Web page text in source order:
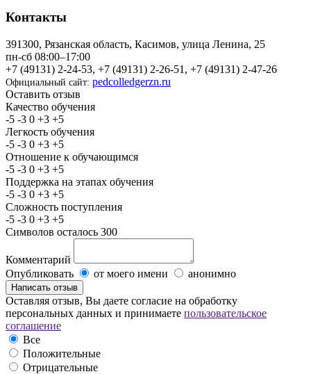
Контакты
391300, Рязанская область, Касимов, улица Ленина, 25
пн-сб 08:00–17:00
+7 (49131) 2-24-53, +7 (49131) 2-26-51, +7 (49131) 2-47-26
Официальный сайт: pedcolledgerzn.ru
Оставить отзыв
Качество обучения
-5 -3 0 +3 +5
Легкость обучения
-5 -3 0 +3 +5
Отношение к обучающимся
-5 -3 0 +3 +5
Поддержка на этапах обучения
-5 -3 0 +3 +5
Сложность поступления
-5 -3 0 +3 +5
Символов осталось 300
Комментарий
Опубликовать
от моего имени анонимно
Оставляя отзыв, Вы даете согласие на обработку
персональных данных и принимаете пользовательское
соглашение
Все
Положительные
Отрицательные